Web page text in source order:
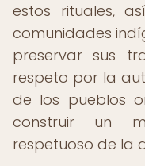
estos rituales,
comunidades
preservar sus
respeto por la
de los pueblos
construir un
respetuoso de la